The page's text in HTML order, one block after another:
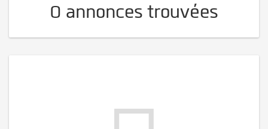
0 annonces trouvées